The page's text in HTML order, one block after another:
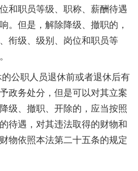
和职员等级、职称、薪酬待遇
。但是，解除降级、撤职的，
衔级、级别、岗位和职员等
公职人员退休前或者退休后有
政务处分，但是可以对其立案
级、撤职、开除的，应当按照
待遇，对其违法取得的财物和
物依照本法第二十五条的规定